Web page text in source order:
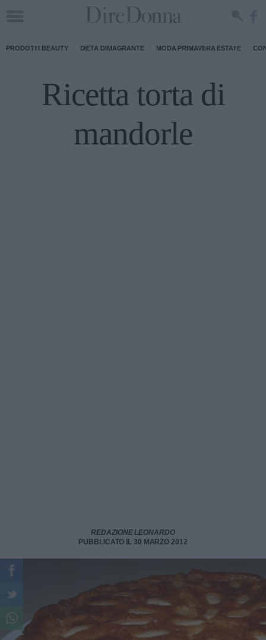
PRODOTTI BEAUTY DIETA DIMAGRANTE MODA PRIMAVERA ESTATE
Ricetta torta di
mandorle
REDAZIONE LEONARDO
PUBBLICATO IL 30 MARZO 2012